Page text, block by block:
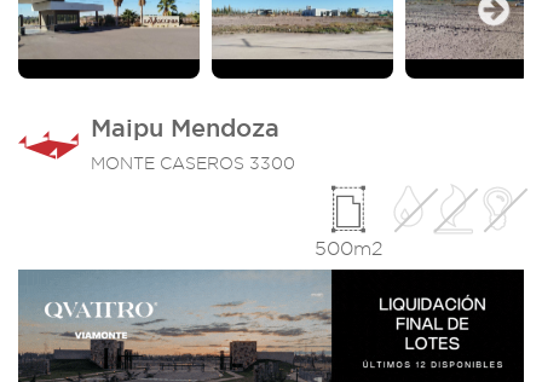
Next
Maipu Mendoza
MONTE CASEROS 3300
500m2